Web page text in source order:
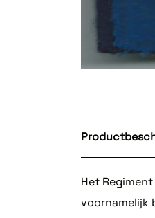
Het
voornamelijk